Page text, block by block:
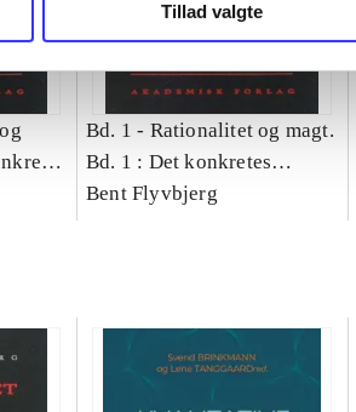
Tillad valgte
Bd. 1 - Rationalitet og magt.
Bd. 1 : Det konkretes
videnskab
Bent Flyvbjerg